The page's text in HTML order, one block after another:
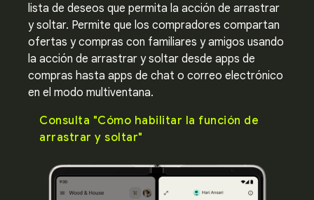
lista de deseos que permita la acción de arrastrar
y soltar. Permite que los compradores compartan
ofertas y compras con familiares y amigos usando
la acción de arrastrar y soltar desde apps de
compras hasta apps de chat o correo electrónico
en el modo multiventana.
Consulta "Cómo habilitar la función de
arrastrar y soltar"